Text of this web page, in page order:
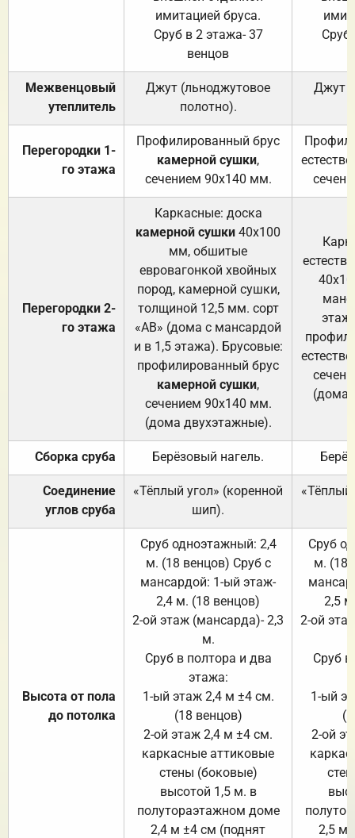
имитацией бруса.
Сруб в 2 этажа- 37
венцов
Сруб
Межвенцовый
утеплитель
Джут (льноджутовое
полотно).
Джут
Перегородки 1-
го этажа
Профилированный брус
камерной сушки,
сечением 90х140 мм.
Перегородки 2-
го этажа
Каркасные: доска
камерной сушки 40х100
мм, обшитые
евровагонкой хвойных
пород, камерной сушки,
толщиной 12,5 мм. сорт
«АВ» (дома с мансардой
и в 1,5 этажа). Брусовые:
профилированный брус
камерной сушки,
сечением 90х140 мм.
(дома двухэтажные).
(дома
Сборка сруба Берёзовый нагель.
Соединение
углов сруба
«Тёплый угол» (коренной
шип).
«Тёплый
Высота от пола
до потолка
Сруб одноэтажный: 2,4
м. (18 венцов) Сруб с
мансардой: 1-ый этаж-
2,4 м. (18 венцов)
2-ой этаж (мансарда)- 2,3
м.
Сруб в полтора и два
этажа:
1-ый этаж 2,4 м ±4 см.
(18 венцов)
2-ой этаж 2,4 м ±4 см.
каркасные аттиковые
стены (боковые)
высотой 1,5 м. в
полутораэтажном доме
2,4 м ±4 см (поднят
Сруб
м. (18
2,5
2-ой
Сруб
1-ый
2-ой
2,5 м